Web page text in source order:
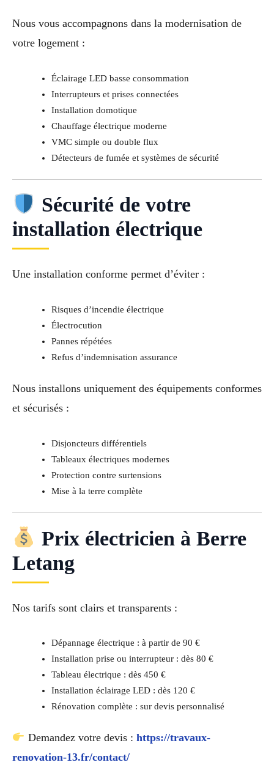
Nous vous accompagnons dans la modernisation de
votre logement :
Éclairage LED basse consommation
Interrupteurs et prises connectées
Installation domotique
Chauffage électrique moderne
VMC simple ou double flux
Détecteurs de fumée et systèmes de sécurité
Sécurité de votre
installation électrique
Une installation conforme permet d’éviter :
Risques d’incendie électrique
Électrocution
Pannes répétées
Refus d’indemnisation assurance
Nous installons uniquement des équipements conformes
et sécurisés :
Disjoncteurs différentiels
Tableaux électriques modernes
Protection contre surtensions
Mise à la terre complète
Prix électricien à Berre
Letang
Nos tarifs sont clairs et transparents :
Dépannage électrique : à partir de 90 €
Installation prise ou interrupteur : dès 80 €
Tableau électrique : dès 450 €
Installation éclairage LED : dès 120 €
Rénovation complète : sur devis personnalisé
Demandez votre devis : https://travaux-
renovation-13.fr/contact/